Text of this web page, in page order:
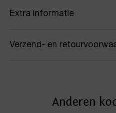
Extra informatie
Kleur
Verzend- en
afleveradres. Voor
Anderen